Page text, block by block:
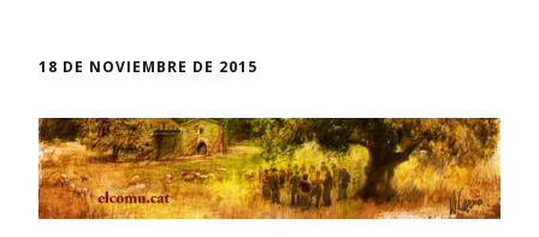
18 DE NOVIEMBRE DE 2015